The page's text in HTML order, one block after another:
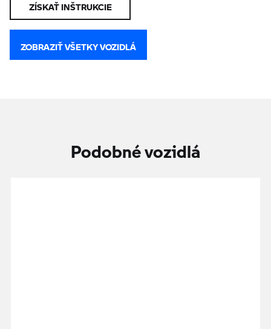
ZÍSKAŤ INŠTRUKCIE
ZOBRAZIŤ VŠETKY VOZIDLÁ
Podobné vozidlá